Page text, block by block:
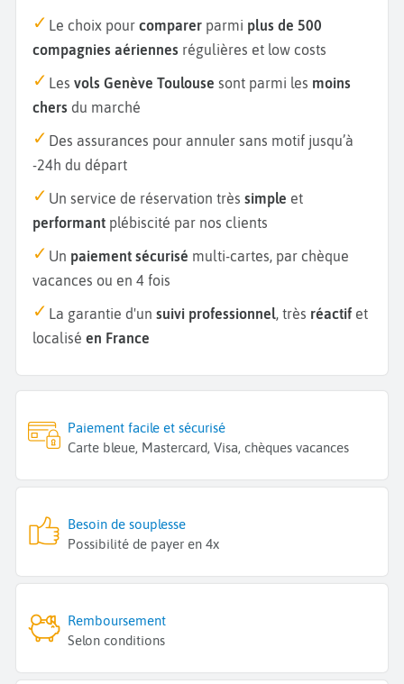
Le choix pour comparer parmi plus de 500
compagnies aériennes régulières et low costs
Les vols Genève Toulouse sont parmi les moins
chers du marché
Des assurances pour annuler sans motif jusqu’à
-24h du départ
Un service de réservation très simple et
performant plébiscité par nos clients
Un paiement sécurisé multi-cartes, par chèque
vacances ou en 4 fois
La garantie d'un suivi professionnel, très réactif et
localisé en France
Paiement facile et sécurisé
Carte bleue, Mastercard, Visa, chèques vacances
Besoin de souplesse
Possibilité de payer en 4x
Remboursement
Selon conditions